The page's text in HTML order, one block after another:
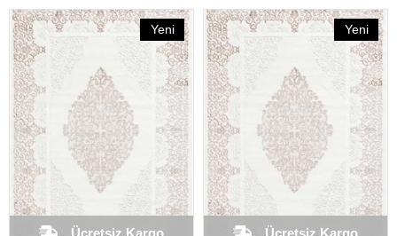
Ücretsiz Kargo
Yeni
Ürün
Ücretsiz Kargo
Yeni
Ürün